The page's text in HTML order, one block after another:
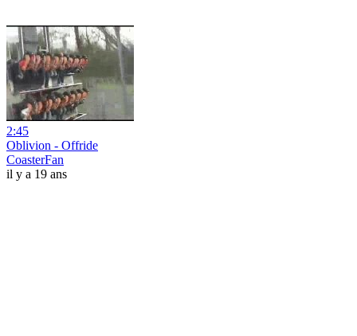
2:45
Oblivion - Offride
CoasterFan
il y a 19 ans